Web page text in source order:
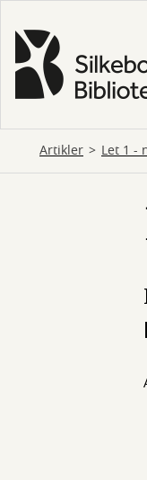
hovedindhold
Artikler Let 1 -